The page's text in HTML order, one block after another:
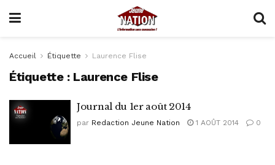
Accueil Étiquette Laurence Flise
Étiquette : Laurence Flise
Journal du 1er août 2014
par Redaction Jeune Nation 1 AOÛT 2014 0